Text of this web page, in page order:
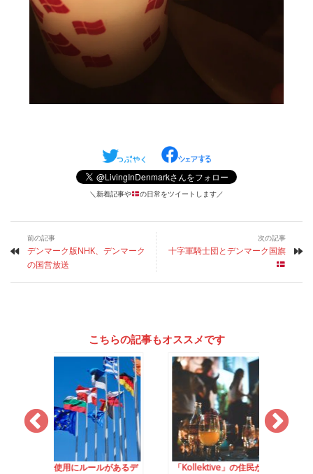
＼新着記事や の日常をツイートします／
前の記事
デンマーク版NHK、デンマーク
の国営放送
次の記事
十字軍騎士団とデンマーク国旗
こちらの記事もオススメです
ルールがあるデ
「Kollektive」の住民が開
ゼリーの食べ方を知